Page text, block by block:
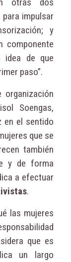
para impulsar
y
componente
de que
paso”.
organización
Soengas,
en el sentido
que se
también
y de forma
a efectuar
.
las mujeres
que es
un largo